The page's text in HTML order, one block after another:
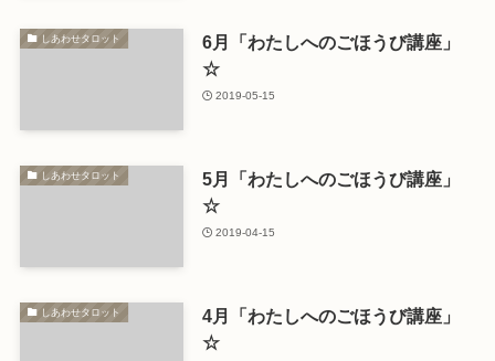
しあわせタロット
6月「わたしへのごほうび講座」
☆
2019-05-15
しあわせタロット
5月「わたしへのごほうび講座」
☆
2019-04-15
しあわせタロット
4月「わたしへのごほうび講座」
☆